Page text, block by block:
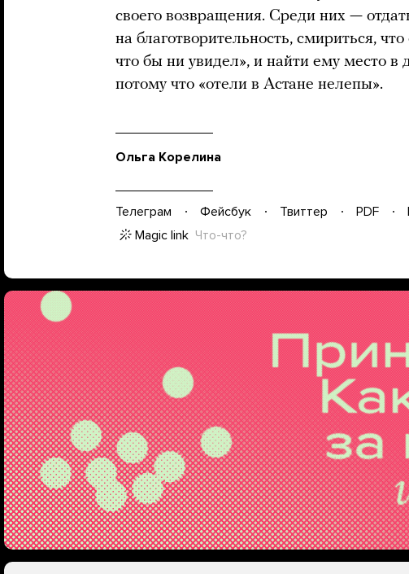
своего возвращения. Среди них —
на благотворительность, смириться,
что бы ни увидел», и найти ему место
потому что «отели в Астане нелепы».
Ольга Корелина
Телеграм Фейсбук Твиттер PDF
Magic link Что-что?